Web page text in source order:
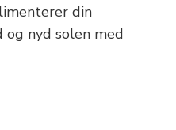
din
og nyd solen med